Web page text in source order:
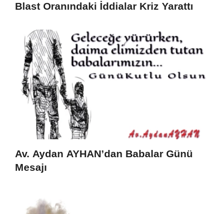
Blast Oranındaki İddialar Kriz Yarattı
Av. Aydan AYHAN’dan Babalar Günü
Mesajı